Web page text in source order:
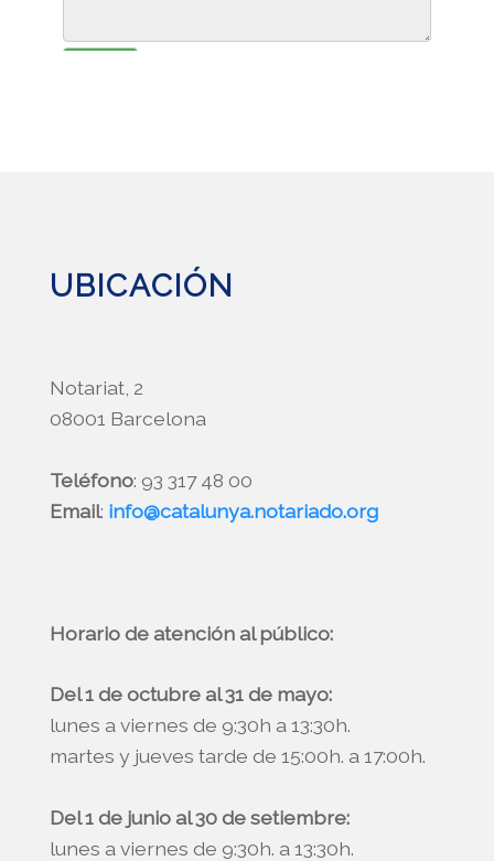
UBICACIÓN
Notariat, 2
08001 Barcelona
Teléfono: 93 317 48 00
Email: info@catalunya.notariado.org
Horario de atención al público:
Del 1 de octubre al 31 de mayo:
lunes a viernes de 9:30h a 13:30h.
martes y jueves tarde de 15:00h. a 17:00h.
Del 1 de junio al 30 de setiembre:
lunes a viernes de 9:30h. a 13:30h.